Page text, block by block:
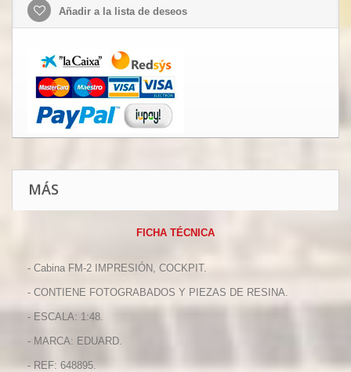
Añadir a la lista de deseos
MÁS
FICHA TÉCNICA
- Cabina FM-2 IMPRESIÓN, COCKPIT.
- CONTIENE FOTOGRABADOS Y PIEZAS DE RESINA.
- ESCALA: 1:48.
- MARCA: EDUARD.
- REF: 648895.